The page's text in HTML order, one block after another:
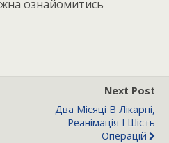
ознайомитись
Next Post
Два Місяці В Лікарні,
Реанімація І Шість
Операцій